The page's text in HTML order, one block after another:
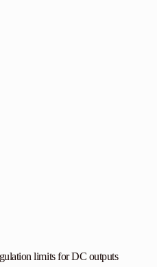
limits for DC outputs